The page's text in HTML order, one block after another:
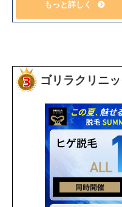
もっと詳しく
ゴリラクリニッ